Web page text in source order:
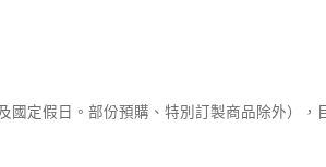
定假日。部份預購、特別訂製商品除外），